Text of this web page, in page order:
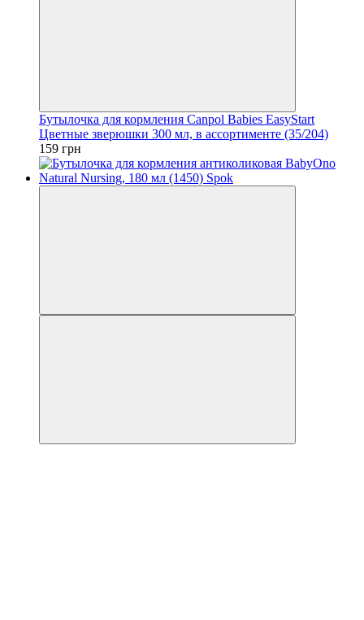
Бутылочка для кормления Canpol Babies EasyStart
Цветные зверюшки 300 мл, в ассортименте (35/204)
159 грн